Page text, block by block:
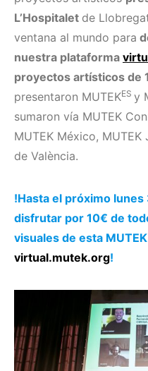
L’Hospitalet de
ventana al mundo para
nuestra plataforma
proyectos artísticos de
presentaron MUTEKES y
sumaron vía MUTEK
MUTEK México,
de València.
!Hasta el próximo
disfrutar por 10€ de
visuales de esta
virtual.mutek.org!